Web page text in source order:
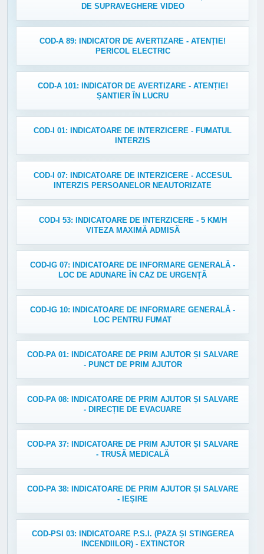
DE SUPRAVEGHERE VIDEO
COD-A 89: INDICATOR DE AVERTIZARE - ATENȚIE!
PERICOL ELECTRIC
COD-A 101: INDICATOR DE AVERTIZARE - ATENȚIE!
ȘANTIER ÎN LUCRU
COD-I 01: INDICATOARE DE INTERZICERE - FUMATUL
INTERZIS
COD-I 07: INDICATOARE DE INTERZICERE - ACCESUL
INTERZIS PERSOANELOR NEAUTORIZATE
COD-I 53: INDICATOARE DE INTERZICERE - 5 KM/H
VITEZA MAXIMĂ ADMISĂ
COD-IG 07: INDICATOARE DE INFORMARE GENERALĂ -
LOC DE ADUNARE ÎN CAZ DE URGENȚĂ
COD-IG 10: INDICATOARE DE INFORMARE GENERALĂ -
LOC PENTRU FUMAT
COD-PA 01: INDICATOARE DE PRIM AJUTOR ȘI SALVARE
- PUNCT DE PRIM AJUTOR
COD-PA 08: INDICATOARE DE PRIM AJUTOR ȘI SALVARE
- DIRECȚIE DE EVACUARE
COD-PA 37: INDICATOARE DE PRIM AJUTOR ȘI SALVARE
- TRUSĂ MEDICALĂ
COD-PA 38: INDICATOARE DE PRIM AJUTOR ȘI SALVARE
- IEȘIRE
COD-PSI 03: INDICATOARE P.S.I. (PAZA ȘI STINGEREA
INCENDIILOR) - EXTINCTOR